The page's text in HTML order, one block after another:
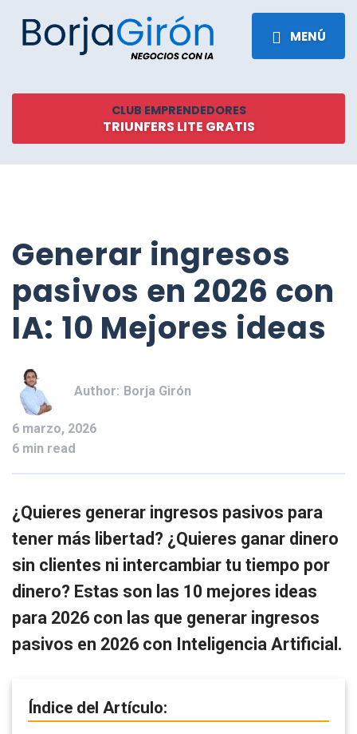
MENÚ
CLUB EMPRENDEDORES
TRIUNFERS LITE GRATIS
Generar ingresos
pasivos en 2026 con
IA: 10 Mejores ideas
Author: Borja Girón
6 marzo, 2026
6 min read
¿Quieres generar ingresos pasivos para
tener más libertad? ¿Quieres ganar dinero
sin clientes ni intercambiar tu tiempo por
dinero? Estas son las 10 mejores ideas
para 2026 con las que generar ingresos
pasivos en 2026 con Inteligencia Artificial.
Índice del Artículo: